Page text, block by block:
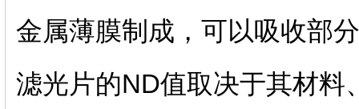
金属薄膜制成，可以吸收部
滤光片的ND值取决于其材料